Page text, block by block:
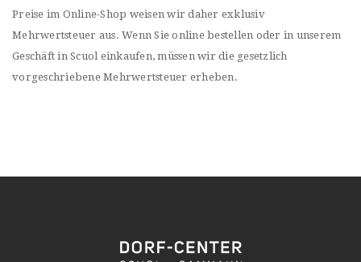
Preise im Online-Shop weisen wir daher exklusiv
Mehrwertsteuer aus. Wenn Sie online bestellen oder in unserem
Geschäft in Scuol einkaufen, müssen wir die gesetzlich
vorgeschriebene Mehrwertsteuer erheben.